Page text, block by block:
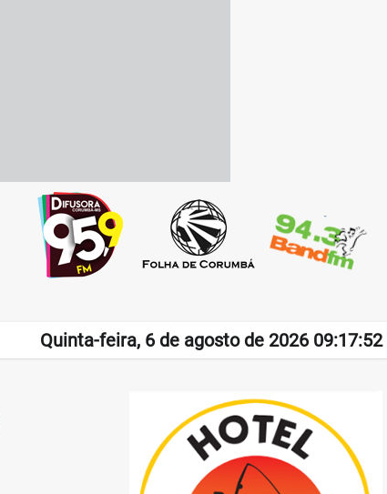
Quinta-feira, 6 de agosto de 2026 09:17:52